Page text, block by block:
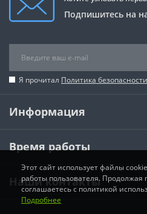
Подпишитесь на
Я прочитал Политика безопасности
Информация
Время работы
Наши контакты
Этот сайт использует файлы
работы пользователя. Продолжая
соглашаетесь с политикой
Подробнее